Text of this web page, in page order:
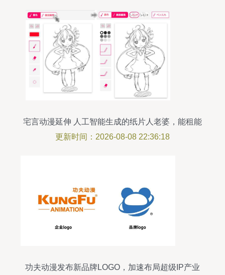
宅言动漫延伸 人工智能生成的纸片人老婆，能租能
卖还能生女儿？制作教程
更新时间：2026-08-08 22:36:18
功夫动漫发布新品牌LOGO，加速布局超级IP产业